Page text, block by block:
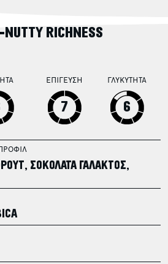
NUTTY RICHNESS
ΕΠΙΓΕΥΣΗ
7
ΓΛΥΚΥΤΗΤΑ
6
ΣΟΚΟΛΑΤΑ ΓΑΛΑΚΤΟΣ,